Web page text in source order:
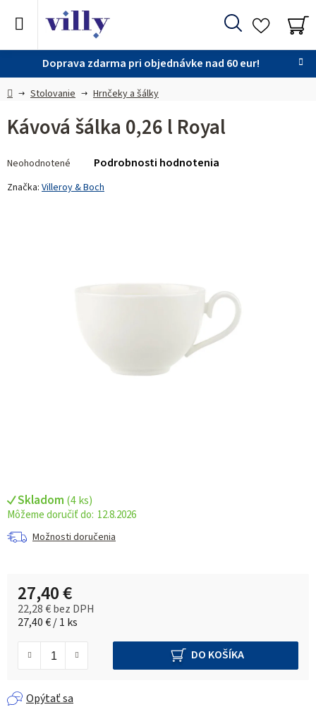
Doprava zdarma pri objednávke nad 60 eur!
Hľadať
DomovStolovanie Hrnčeky a šálky
Skladom (4 ks)
12.8.2026
Možnosti doručenia
27,40 €
22,28 € bez DPH
Jednotková cena:
27,40 € / 1 ks
DO KOŠÍKA
Opýtať sa
Kávová šálka 0,26 l Royal
hodnotenie
produktu
Neohodnotené Podrobnosti hodnotenia
Značka: Villeroy & Boch